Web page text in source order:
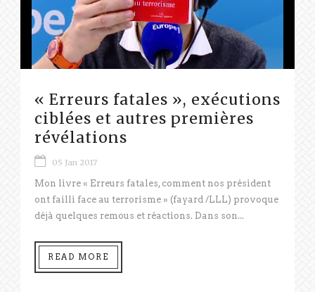
« Erreurs fatales », exécutions
ciblées et autres premières
révélations
05 Jan 2017
Mon livre « Erreurs fatales, comment nos président
ont failli face au terrorisme » (fayard /LLL) provoque
déjà quelques remous et réactions. Dans son...
READ MORE